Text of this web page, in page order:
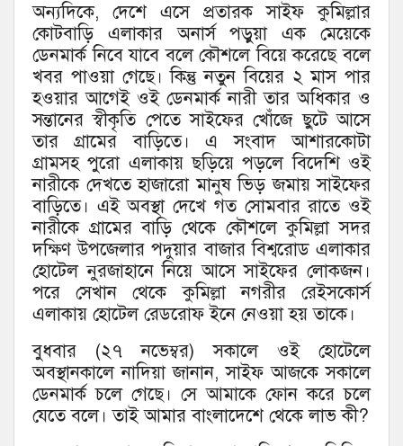
অন্যদিকে, দেশে এসে প্রতারক সাইফ কুমিল্লার
কোটবাড়ি এলাকার অনার্স পড়ুয়া এক মেয়েকে
ডেনমার্ক নিবে যাবে বলে কৌশলে বিয়ে করেছে বলে
খবর পাওয়া গেছে। কিন্তু নতুন বিয়ের ২ মাস পার
হওয়ার আগেই ওই ডেনমার্ক নারী তার অধিকার ও
সন্তানের স্বীকৃতি পেতে সাইফের খোঁজে ছুটে আসে
তার গ্রামের বাড়িতে। এ সংবাদ আশারকোটা
গ্রামসহ পুরো এলাকায় ছড়িয়ে পড়লে বিদেশি ওই
নারীকে দেখতে হাজারো মানুষ ভিড় জমায় সাইফের
বাড়িতে। এই অবস্থা দেখে গত সোমবার রাতে ওই
নারীকে গ্রামের বাড়ি থেকে কৌশলে কুমিল্লা সদর
দক্ষিণ উপজেলার পদুয়ার বাজার বিশ্বরোড এলাকার
হোটেল নুরজাহানে নিয়ে আসে সাইফের লোকজন।
পরে সেখান থেকে কুমিল্লা নগরীর রেইসকোর্স
এলাকায় হোটেল রেডরোফ ইনে নেওয়া হয় তাকে।
বুধবার (২৭ নভেম্বর) সকালে ওই হোটেলে
অবস্থানকালে নাদিয়া জানান, সাইফ আজকে সকালে
ডেনমার্ক চলে গেছে। সে আমাকে ফোন করে চলে
যেতে বলে। তাই আমার বাংলাদেশে থেকে লাভ কী?